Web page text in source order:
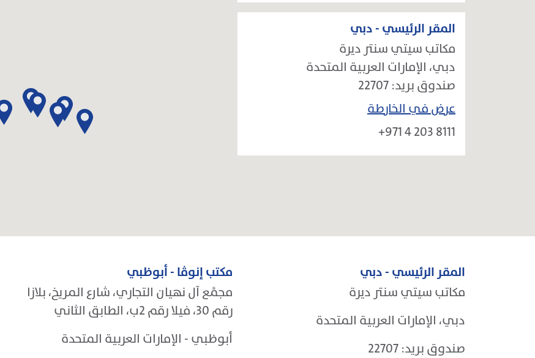
المقر الرئيسي - دبي
مكاتب سيتي سنتر ديرة
دبي، الإمارات العربية المتحدة
صندوق بريد: 22707
عرض في الخارطة
+971 4 203 8111
المقر الرئيسي - دبي
مكاتب سيتي سنتر ديرة
دبي، الإمارات العربية المتحدة
صندوق بريد: 22707
مكتب إنوڤا - أبوظبي
مجمَّع آل نهيان التجاري، شارع المريخ، بلازا
رقم 30، فيلا رقم 2ب، الطابق الثاني
أبوظبي - الإمارات العربية المتحدة